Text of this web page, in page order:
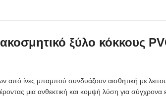
ξύλο κόκκους
από ίνες μπαμπού συνδυάζουν αισθητική με
μια ανθεκτική και κομψή λύση για σύγχρονα